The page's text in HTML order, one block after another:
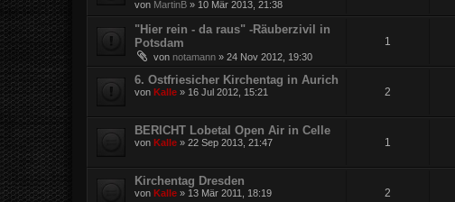
von MartinB » 10 Mär 2013, 21:38
"Hier rein - da raus" -Räuberzivil in
Potsdam
von notamann » 24 Nov 2012, 19:30
1
6. Ostfriesicher Kirchentag in Aurich
von Kalle » 16 Jul 2012, 15:21 2
BERICHT Lobetal Open Air in Celle
von Kalle » 22 Sep 2013, 21:47 1
Kirchentag Dresden
von Kalle » 13 Mär 2011, 18:19 2